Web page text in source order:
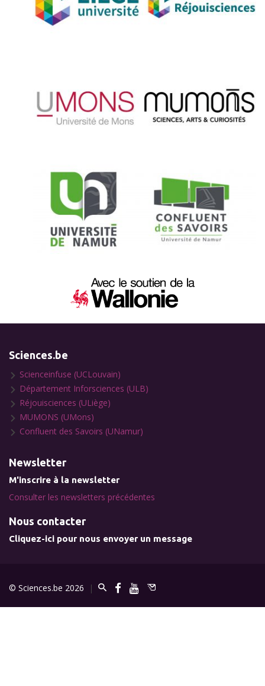
Sciences.be
Scienceinfuse (UCLouvain)
Département Inforsciences (ULB)
Réjouisciences (ULiège)
MUMONS (UMons)
Confluent des Savoirs (UNamur)
Newsletter
M'inscrire à la newsletter
Consulter les newsletters précédentes
Nous contacter
Cliquez-ici pour nous envoyer un message
© Sciences.be 2026 |